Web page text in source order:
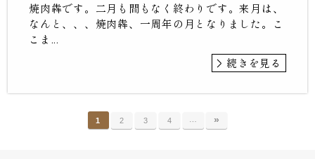
焼肉犇です。二月も間もなく終わりです。来月は、
なんと、、、焼肉犇、一周年の月となりました。こ
こま...
続きを見る
1 2 3 4 … »